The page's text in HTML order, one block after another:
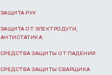
ЗАЩИТА РУК
ЗАЩИТА ОТ ЭЛЕКТРОДУГИ,
АНТИСТАТИКА
СРЕДСТВА ЗАЩИТЫ ОТ ПАДЕНИЯ
СРЕДСТВА ЗАЩИТЫ СВАРЩИКА